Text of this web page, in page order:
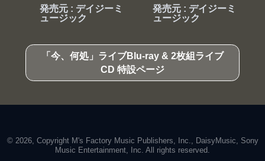
発売元 : デイジーミ
ュージック
発売元 : デイジーミ
ュージック
「今、何処」ライブBlu-ray & 2枚組ライブ
CD 特設ページ
© 2026, Copyright M's Factory Music Publishers, Inc., DaisyMusic, Sony
Music Entertainment, Inc. All rights reserved.